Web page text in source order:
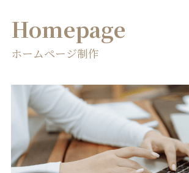
Homepage
ホームページ制作